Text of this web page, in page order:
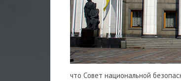
что Совет национальной